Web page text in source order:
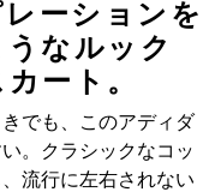
ーションを
なルック
ート。
でも、このアディダ
。クラシックなコッ
流行に左右されない